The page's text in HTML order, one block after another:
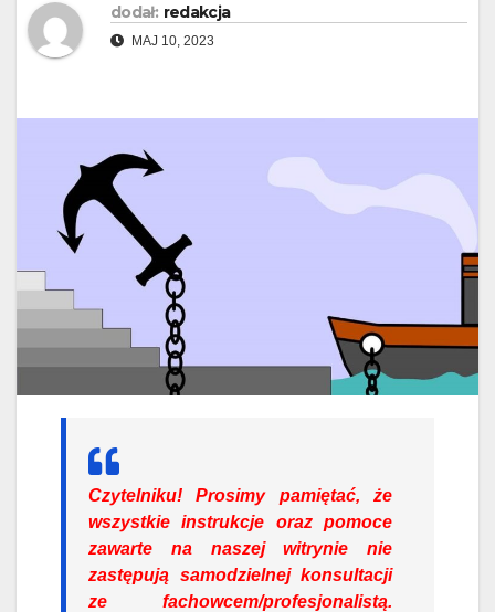
dodał: redakcja
MAJ 10, 2023
Czytelniku! Prosimy pamiętać, że
wszystkie instrukcje oraz pomoce
zawarte na naszej witrynie nie
zastępują samodzielnej konsultacji
ze fachowcem/profesjonalistą.